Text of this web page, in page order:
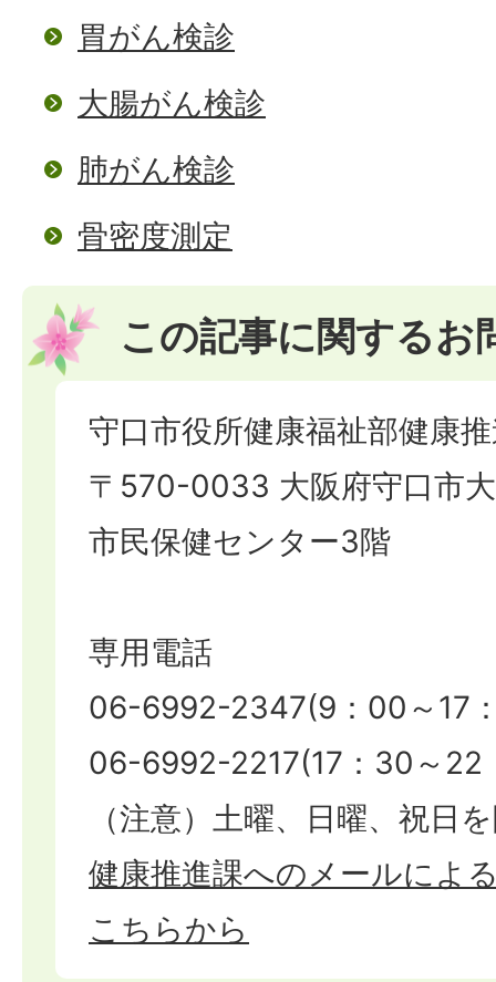
胃がん検診
大腸がん検診
肺がん検診
骨密度測定
この記事に関するお
守口市役所健康福祉部健康
〒570-0033 大阪府守口市
市民保健センター3階
専用電話
06-6992-2347(9：00～17
06-6992-2217(17：30～22
（注意）土曜、日曜、祝日
健康推進課へのメールによ
こちらから